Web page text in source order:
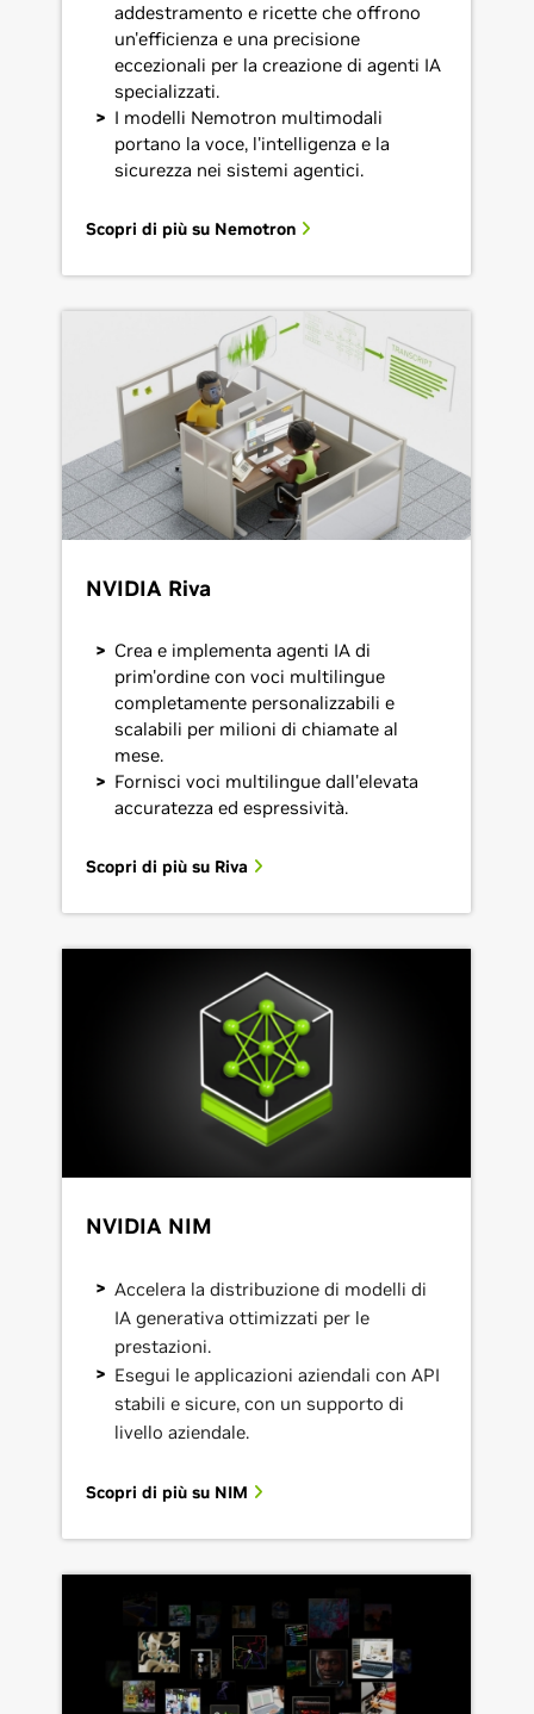
addestramento e ricette che offrono
un'efficienza e una precisione
eccezionali per la creazione di agenti IA
specializzati.
I modelli Nemotron multimodali
portano la voce, l'intelligenza e la
sicurezza nei sistemi agentici.
Scopri di più su Nemotron
NVIDIA Riva
Crea e implementa agenti IA di
prim'ordine con voci multilingue
completamente personalizzabili e
scalabili per milioni di chiamate al
mese.
Fornisci voci multilingue dall'elevata
accuratezza ed espressività.
Scopri di più su Riva
NVIDIA NIM
Accelera la distribuzione di modelli di
IA generativa ottimizzati per le
prestazioni.
Esegui le applicazioni aziendali con API
stabili e sicure, con un supporto di
livello aziendale.
Scopri di più su NIM